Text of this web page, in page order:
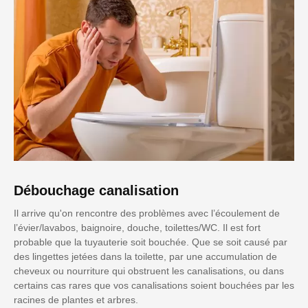
Débouchage canalisation
Il arrive qu'on rencontre des problèmes avec l’écoulement de
l’évier/lavabos, baignoire, douche, toilettes/WC. Il est fort
probable que la tuyauterie soit bouchée. Que se soit causé par
des lingettes jetées dans la toilette, par une accumulation de
cheveux ou nourriture qui obstruent les canalisations, ou dans
certains cas rares que vos canalisations soient bouchées par les
racines de plantes et arbres.